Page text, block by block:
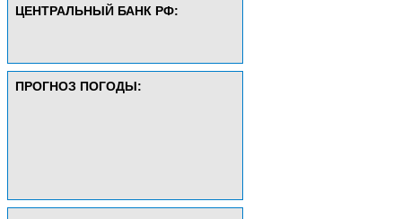
ЦЕНТРАЛЬНЫЙ БАНК РФ:
ПРОГНОЗ ПОГОДЫ: